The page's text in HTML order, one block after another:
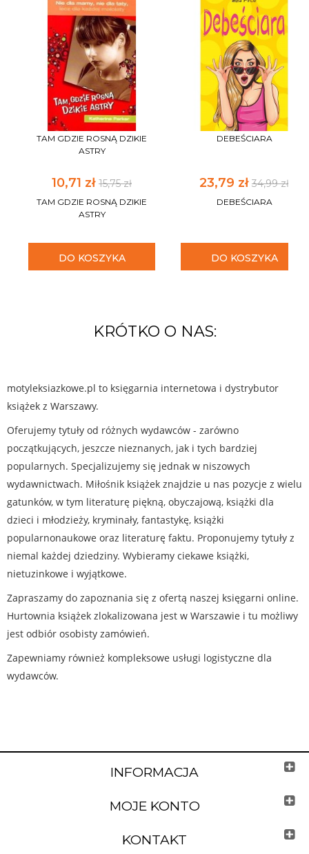
TAM GDZIE ROSNĄ DZIKIE
ASTRY
10,71 zł 15,75 zł
TAM GDZIE ROSNĄ DZIKIE
ASTRY
DO KOSZYKA
DEBEŚCIARA
23,79 zł 34,99 zł
DEBEŚCIARA
DO KOSZYKA
KRÓTKO O NAS:
motyleksiazkowe.pl to księgarnia internetowa i dystrybutor
książek z Warszawy.
Oferujemy tytuły od różnych wydawców - zarówno
początkujących, jeszcze nieznanych, jak i tych bardziej
popularnych. Specjalizujemy się jednak w niszowych
wydawnictwach. Miłośnik książek znajdzie u nas pozycje z wielu
gatunków, w tym literaturę piękną, obyczajową, książki dla
dzieci i młodzieży, kryminały, fantastykę, książki
popularnonaukowe oraz literaturę faktu. Proponujemy tytuły z
niemal każdej dziedziny. Wybieramy ciekawe książki,
nietuzinkowe i wyjątkowe.
Zapraszamy do zapoznania się z ofertą naszej księgarni online.
Hurtownia książek zlokalizowana jest w Warszawie i tu możliwy
jest odbiór osobisty zamówień.
Zapewniamy również kompleksowe usługi logistyczne dla
wydawców.
INFORMACJA
MOJE KONTO
KONTAKT